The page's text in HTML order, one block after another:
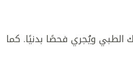
ويُجري فحصًا بدنيًا. كما